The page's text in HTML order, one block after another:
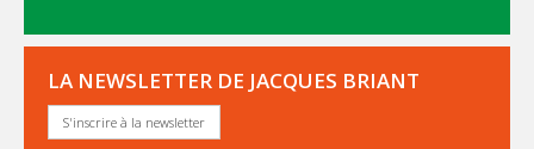
LA NEWSLETTER DE JACQUES BRIANT
S'inscrire à la newsletter